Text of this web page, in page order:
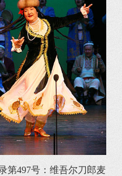
第497号：维吾尔刀郎麦